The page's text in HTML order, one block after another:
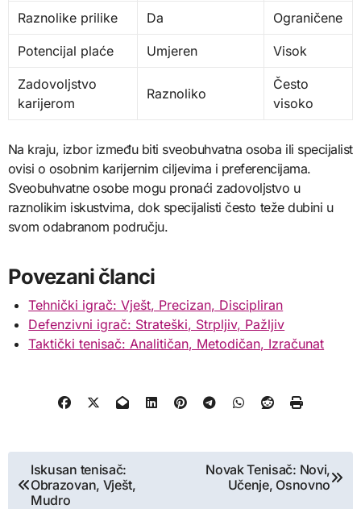
Raznolike prilike Da Ograničene
Potencijal plaće Umjeren Visok
Zadovoljstvo
karijerom
Raznoliko
Često
visoko
Na kraju, izbor između biti sveobuhvatna osoba ili specijalist
ovisi o osobnim karijernim ciljevima i preferencijama.
Sveobuhvatne osobe mogu pronaći zadovoljstvo u
raznolikim iskustvima, dok specijalisti često teže dubini u
svom odabranom području.
Povezani članci
Tehnički igrač: Vješt, Precizan, Discipliran
Defenzivni igrač: Strateški, Strpljiv, Pažljiv
Taktički tenisač: Analitičan, Metodičan, Izračunat
Post
navigation
Iskusan tenisač:
Obrazovan, Vješt,
Mudro
Novak Tenisač: Novi,
Učenje, Osnovno